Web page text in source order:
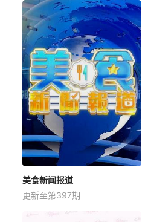
美食新闻报道
更新至第397期